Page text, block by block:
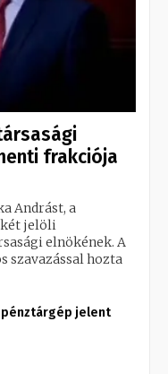
frakciója
Andrást, a
jelöli
elnökének. A
szavazással hozta
jelent